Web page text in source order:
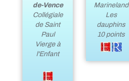
de-Vence
Collégiale
de Saint
Paul
Vierge à
l'Enfant
Marineland
Les
dauphins
10 points